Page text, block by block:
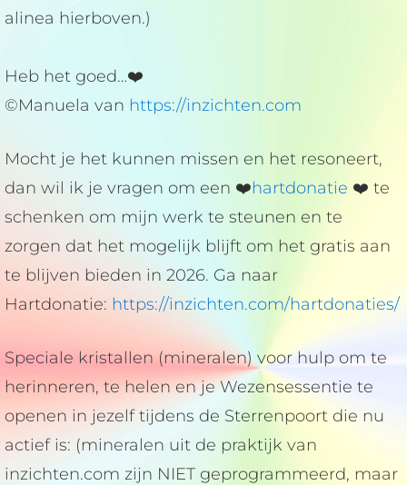
alinea hierboven.)
Heb het goed…❤️
©Manuela van https://inzichten.com
Mocht je het kunnen missen en het resoneert,
dan wil ik je vragen om een ❤️hartdonatie ❤️ te
schenken om mijn werk te steunen en te
zorgen dat het mogelijk blijft om het gratis aan
te blijven bieden in 2026. Ga naar
Hartdonatie: https://inzichten.com/hartdonaties/
Speciale kristallen (mineralen) voor hulp om te
herinneren, te helen en je Wezensessentie te
openen in jezelf tijdens de Sterrenpoort die nu
actief is: (mineralen uit de praktijk van
inzichten.com zijn NIET geprogrammeerd, maar